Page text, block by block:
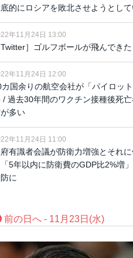
的にロシアを敗北させようとし
年11月24日 13:00
Twitter］ゴルフボールが飛んできた
年11月24日 12:00
国余りの航空会社が「パイロッ
/ 過去30年間のワクチン接種後死
多い
年11月24日 11:00
有識者会議が防衛力増強とそれ
5年以内に防衛費のGDP比2%増
に
前の日へ - 11月23日(水)